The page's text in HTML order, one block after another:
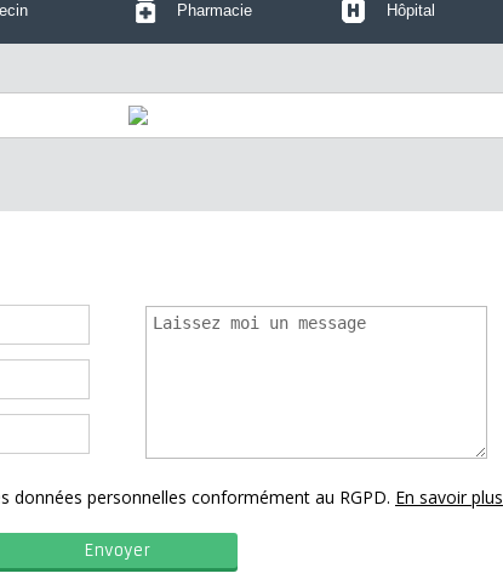
Pharmacie Hôpital
données personnelles conformément au RGPD. En savoir plus